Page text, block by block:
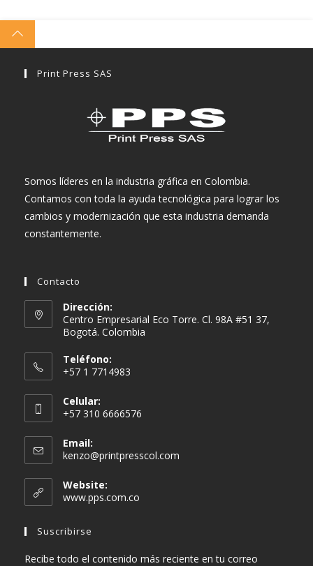
Print Press SAS
Somos líderes en la industria gráfica en Colombia.
Contamos con toda la ayuda tecnológica para lograr los
cambios y modernización que esta industria demanda
constantemente.
Contacto
Dirección:
Centro Empresarial Eco Torre. Cl. 98A #51 37,
Bogotá. Colombia
Teléfono:
+57 1 7714983
Celular:
+57 310 6666576
Email:
kenzo@printpresscol.com
Website:
www.pps.com.co
Suscribirse
Recibe todo el contenido más reciente en tu correo